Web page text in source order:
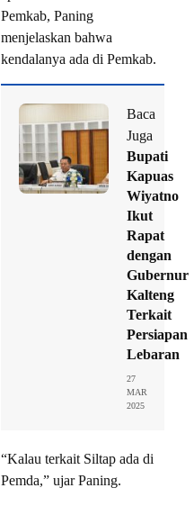
Pemkab, Paning
menjelaskan bahwa
kendalanya ada di Pemkab.
Baca
Juga
Bupati
Kapuas
Wiyatno
Ikut
Rapat
dengan
Gubernur
Kalteng
Terkait
Persiapan
Lebaran
27
MAR
2025
“Kalau terkait Siltap ada di
Pemda,” ujar Paning.